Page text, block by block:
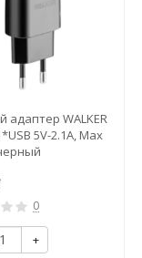
адаптер WALKER
5V-2.1A, Max
0
+